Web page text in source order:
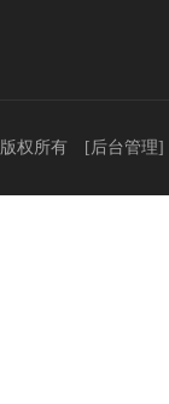
版权所有 [后台管理]